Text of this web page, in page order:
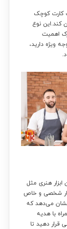
کارت کوچک
کند.این نوع
اهمیت
ویژه دارید،
ابزار هنری مثل
شخصی و خاص
می‌دهد که
با هدیه
قرار دهید تا